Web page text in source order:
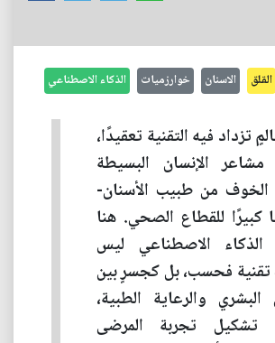
القلق الاسنان خوارزميات الذكاء الاصطناعي
تزداد فيه التقنية تعقيدًا،
الإنسان البسيطة
من طبيب الأسنان-
كبيرًا للقطاع الصحي. هنا
الذكاء الاصطناعي ليس
تقنية فحسب، بل كجسرٍ بين
البشري والرعاية الطبية،
تشكيل تجربة المرضى